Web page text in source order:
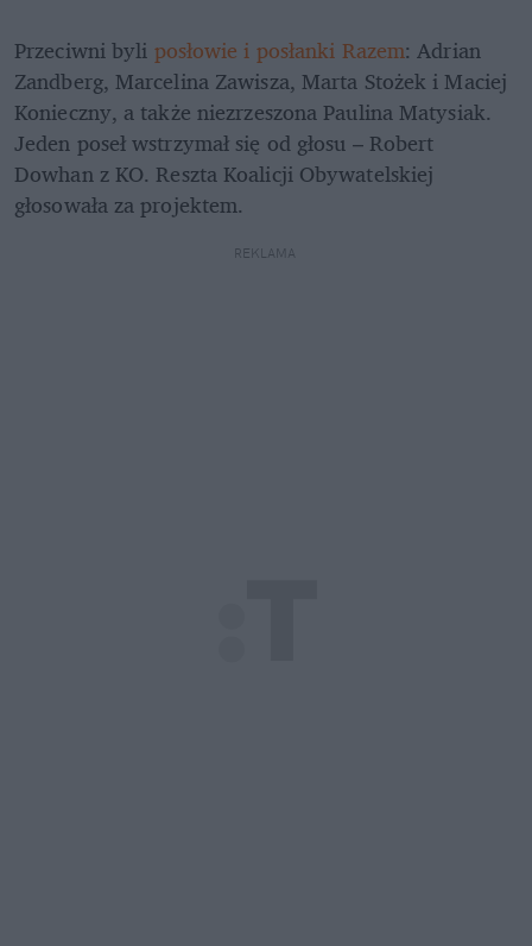
Przeciwni byli posłowie i posłanki Razem: Adrian
Zandberg, Marcelina Zawisza, Marta Stożek i Maciej
Konieczny, a także niezrzeszona Paulina Matysiak.
Jeden poseł wstrzymał się od głosu – Robert
Dowhan z KO. Reszta Koalicji Obywatelskiej
głosowała za projektem.
REKLAMA